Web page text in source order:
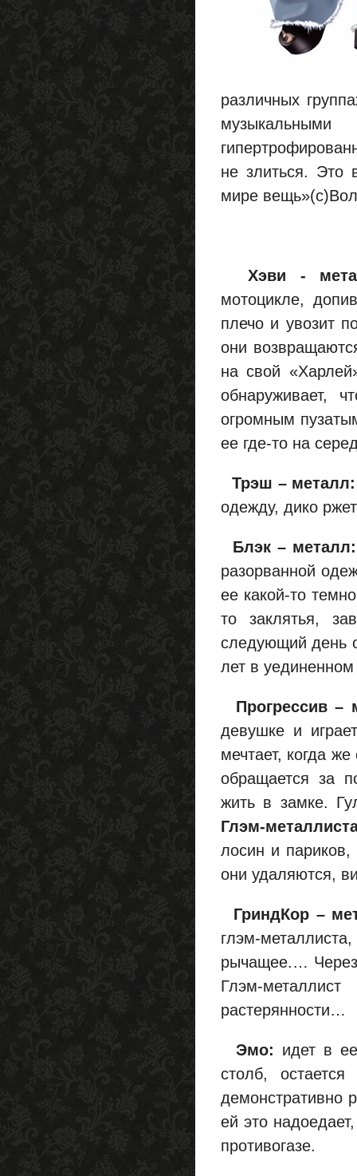
различных
не злиться. Это
мире
Хэви -
мотоцикле,
плечо и увозит
они
на свой
обнаруживает,
огромным
ее где-то на
Трэш – металл:
одежду, дико
Блэк – металл:
разорванной
ее какой-то
то заклятья,
следующий день
лет в
Прогрессив –
девушке и
мечтает, когда
обращается за
жить в замке.
Глэм-
лосин и париков,
они удаляются,
ГриндКор –
глэм-
рычащее.… Через
Глэм-
растерянности…
Эмо: идет в
столб,
демонстративно
ей это
противогазе.